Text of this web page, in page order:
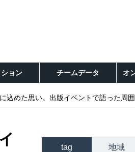
ョン チームデータ オ
込めた思い。出版イベントで語った周囲
tag 地域